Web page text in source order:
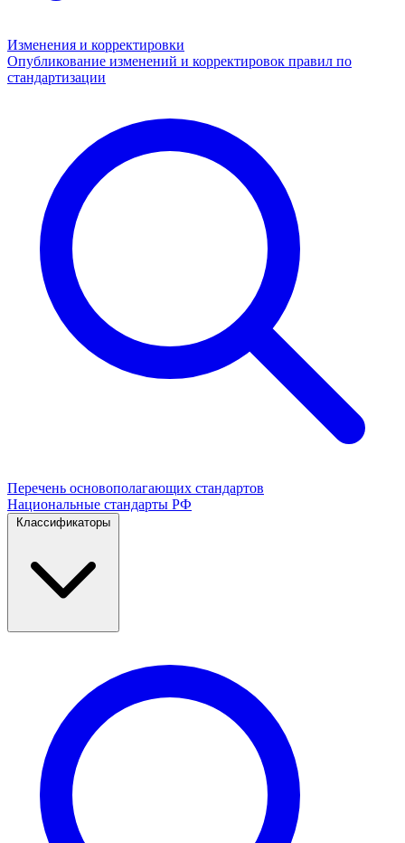
Изменения и корректировки
Опубликование изменений и корректировок правил по
стандартизации
Перечень основополагающих стандартов
Национальные стандарты РФ
Классификаторы